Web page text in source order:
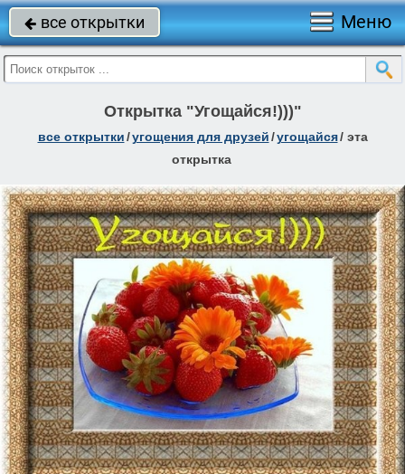
 все открытки Меню
Открытка "Угощайся!)))"
все открытки/угощения для друзей/угощайся/ эта
открытка